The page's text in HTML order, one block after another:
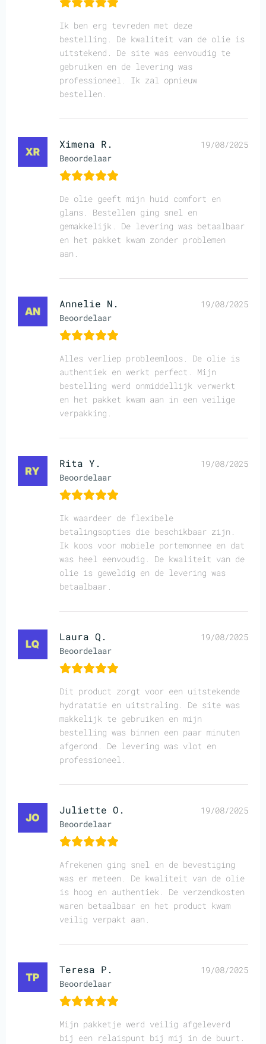
Ik ben erg tevreden met deze
bestelling. De kwaliteit van de olie is
uitstekend. De site was eenvoudig te
gebruiken en de levering was
professioneel. Ik zal opnieuw
bestellen.
Ximena R.
Beoordelaar
19/08/2025
De olie geeft mijn huid comfort en
glans. Bestellen ging snel en
gemakkelijk. De levering was betaalbaar
en het pakket kwam zonder problemen
aan.
Annelie N.
Beoordelaar
19/08/2025
Alles verliep probleemloos. De olie is
authentiek en werkt perfect. Mijn
bestelling werd onmiddellijk verwerkt
en het pakket kwam aan in een veilige
verpakking.
Rita Y.
Beoordelaar
19/08/2025
Ik waardeer de flexibele
betalingsopties die beschikbaar zijn.
Ik koos voor mobiele portemonnee en dat
was heel eenvoudig. De kwaliteit van de
olie is geweldig en de levering was
betaalbaar.
Laura Q.
Beoordelaar
19/08/2025
Dit product zorgt voor een uitstekende
hydratatie en uitstraling. De site was
makkelijk te gebruiken en mijn
bestelling was binnen een paar minuten
afgerond. De levering was vlot en
professioneel.
Juliette O.
Beoordelaar
19/08/2025
Afrekenen ging snel en de bevestiging
was er meteen. De kwaliteit van de olie
is hoog en authentiek. De verzendkosten
waren betaalbaar en het product kwam
veilig verpakt aan.
Teresa P.
Beoordelaar
19/08/2025
Mijn pakketje werd veilig afgeleverd
bij een relaispunt bij mij in de buurt.